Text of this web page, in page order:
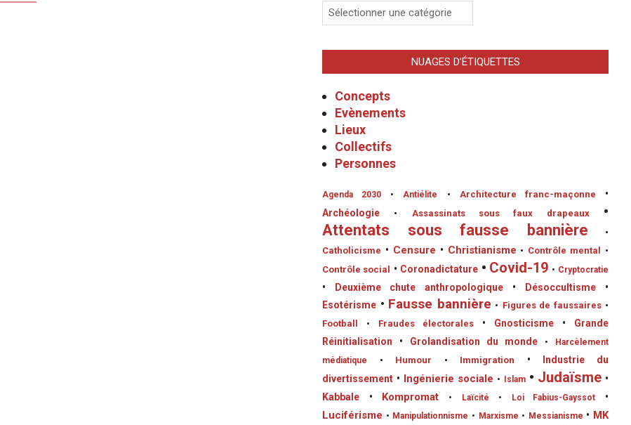
Catégories
NUAGES D’ÉTIQUETTES
Concepts
Evènements
Lieux
Collectifs
Personnes
Agenda 2030 • Antiélite • Architecture franc-maçonne
•
Archéologie
• Assassinats sous faux drapeaux
•
Attentats sous fausse bannière
•
Catholicisme • Censure • Christianisme • Contrôle mental
•
Contrôle social
• Coronadictature • Covid-19 • Cryptocratie
• Deuxième chute anthropologique • Désoccultisme
•
Esotérisme • Fausse bannière • Figures de faussaires •
Football
• Fraudes électorales • Gnosticisme •
Grande
Réinitialisation
• Grolandisation du monde •
Harcèlement
médiatique
• Humour • Immigration •
Industrie du
divertissement • Ingénierie sociale • Islam • Judaïsme •
Kabbale
• Kompromat • Laïcité • Loi Fabius-Gayssot
•
Luciférisme • Manipulationnisme • Marxisme • Messianisme • MK